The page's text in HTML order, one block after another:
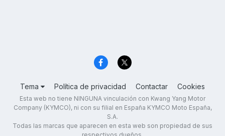
Tema Política de privacidad Contactar Cookies
Esta web no tiene NINGUNA vinculación con Kwang Yang Motor
Company (KYMCO), ni con su filial en España KYMCO Moto España,
S.A.
Todas las marcas que aparecen en esta web son propiedad de sus